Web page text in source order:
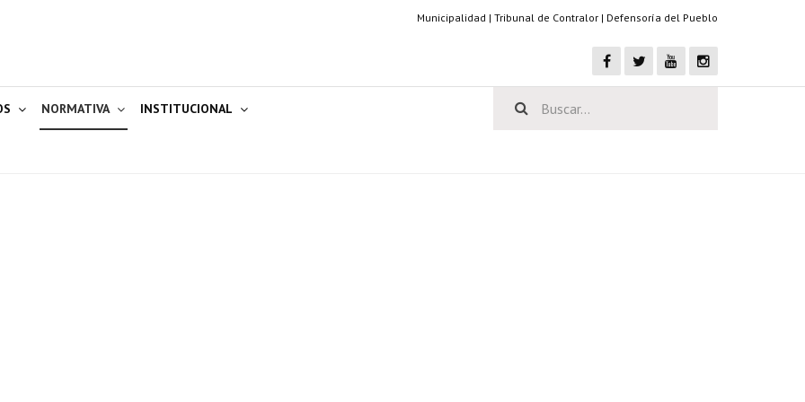
Municipalidad | Tribunal de Contralor | Defensoría del Pueblo
NORMATIVA INSTITUCIONAL